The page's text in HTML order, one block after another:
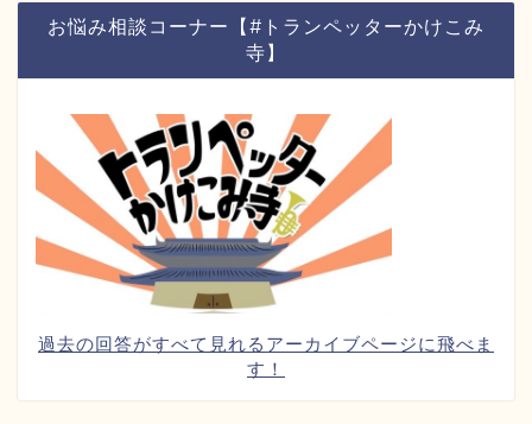
お悩み相談コーナー【#トランペッターかけこみ
寺】
過去の回答がすべて見れるアーカイブページに飛べま
す！